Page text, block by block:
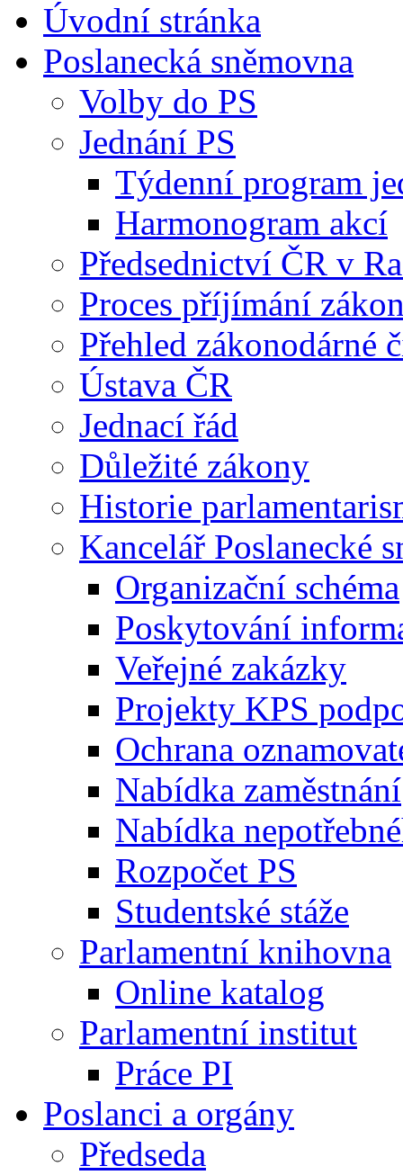
Úvodní stránka
Poslanecká sněmovna
Volby do PS
Jednání PS
Týdenní program
Harmonogram akcí
Předsednictví ČR v
Proces příjímání
Přehled zákonodárné
Ústava ČR
Jednací řád
Důležité zákony
Historie
Kancelář Poslanecké
Organizační schéma
Poskytování
Veřejné zakázky
Projekty KPS
Ochrana
Nabídka zaměstnání
Nabídka
Rozpočet PS
Studentské stáže
Parlamentní knihovna
Online katalog
Parlamentní institut
Práce PI
Poslanci a orgány
Předseda